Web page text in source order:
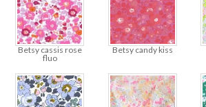
Betsy cassis rose
fluo
Betsy candy kiss